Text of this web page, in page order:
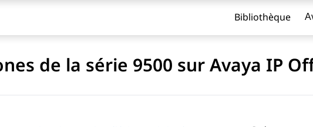
Bibliothèque
de la série 9500 sur Avaya IP